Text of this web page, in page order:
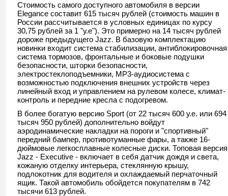
Стоимость самого доступного автомобиля в версии
Elegance составит 615 тысяч рублей (стоимость машин в
России рассчитывается в условных единицах по курсу
30,75 рублей за 1 "у.е"). Это примерно на 14 тысяч рублей
дороже предыдущего Jazz. В базовую комплектацию
новинки входит система стабилизации, антиблокировочная
система тормозов, фронтальные и боковые подушки
безопасности, шторки безопасности,
электростеклоподъемники, MP3-аудиосистема с
возможностью подключения внешних устройств через
линейный вход и управлением на рулевом колесе, климат-
контроль и передние кресла с подогревом.
В более богатую версию Sport (от 22 тысяч 600 у.е. или 694
тысяч 950 рублей) дополнительно войдут
аэродинамические накладки на пороги и "спортивный"
передний бампер, противотуманные фары, а также 16-
дюймовые легкосплавные колесные диски. Топовая версия
Jazz - Executive - включает в себя датчик дождя и света,
кожаную отделку интерьера, стеклянную крышу,
подлокотник для водителя и охлаждаемый перчаточный
ящик. Такой автомобиль обойдется покупателям в 742
тысячи 613 рублей.